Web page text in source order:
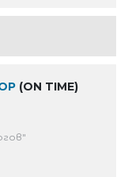
(ON TIME)